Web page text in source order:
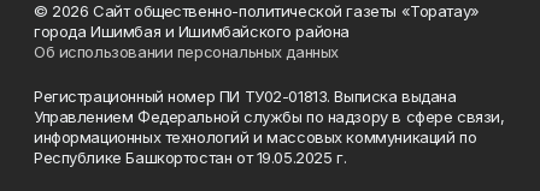
© 2026 Сайт общественно-политической газеты «Торатау»
города Ишимбая и Ишимбайского района
Об использовании персональных данных
Регистрационный номер ПИ ТУ02-01813. Выписка выдана
Управлением Федеральной службы по надзору в сфере связи,
информационных технологий и массовых коммуникаций по
Республике Башкортостан от 19.05.2025 г.